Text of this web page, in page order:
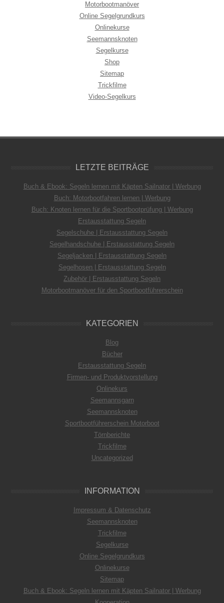
Motorbootmanöver
Online Segelgrundkurs
Onlinekurse
Seemannsknoten
Segelkurse
Shop
Sitemap
Trickfilme
Video-Segelkurs
LETZTE BEITRÄGE
Buch & Ebook: Segeln lernen mit Käpten Sailnator | Werbung
Buch: Motorbootfahren lernen | Werbung
Buch: Knoten lernen für die Sportbootprüfung | Werbung
Erstausstattung Segeln
Segelschuhe | Erstausstattung Segeln
Segelhandschuhe | Erstausstattung Segeln
Segeljacken | Erstausstattung Segeln
Segelhosen | Erstausstattung Segeln
Zubehör | Erstausstattung Segeln
Motorbootmanöver für den Sportbootführerschein
KATEGORIEN
Blog
Bücher
Erstausstattung Segeln
Firmen- und Produktvorstellung
Onlinekurs
Seemannsgarn
Seemannsknoten
Sportbootführerschein Motorboot
Törnberichte
Trickfilme
Uncategorized
INFORMATION
Impressum & Datenschutz
Seemannsknoten
Trickfilme
Segelkurse
Online Segelgrundkurs
Onlinekurse
Sitemap
Buch & Ebook: Segeln lernen mit Käpten Sailnator | Werbung